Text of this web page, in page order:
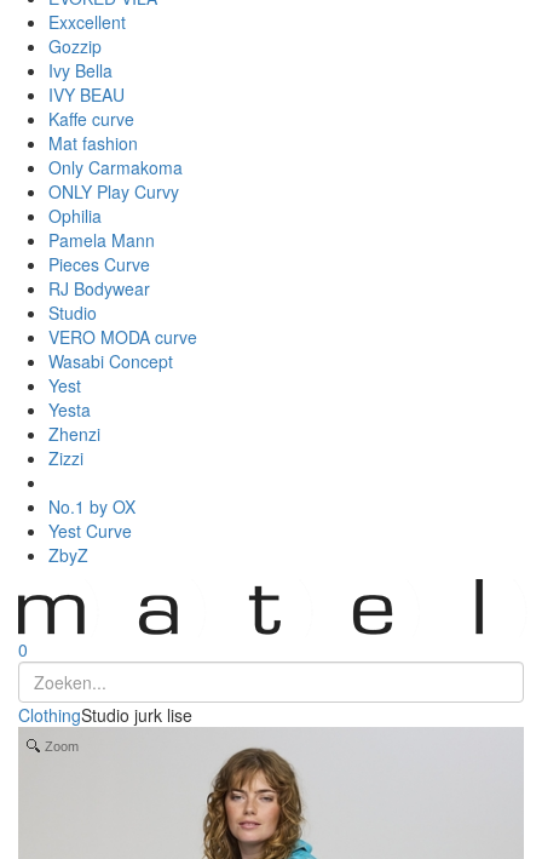
Exxcellent
Gozzip
Ivy Bella
IVY BEAU
Kaffe curve
Mat fashion
Only Carmakoma
ONLY Play Curvy
Ophilia
Pamela Mann
Pieces Curve
RJ Bodywear
Studio
VERO MODA curve
Wasabi Concept
Yest
Yesta
Zhenzi
Zizzi
No.1 by OX
Yest Curve
ZbyZ
0
ClothingStudio jurk lise
Zoom